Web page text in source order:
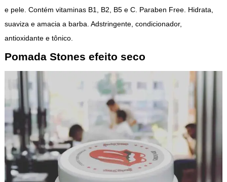
e pele. Contém vitaminas B1, B2, B5 e C. Paraben Free. Hidrata,
suaviza e amacia a barba. Adstringente, condicionador,
antioxidante e tônico.
Pomada Stones efeito seco